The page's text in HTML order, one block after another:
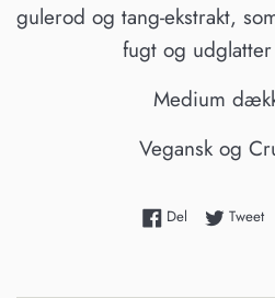
gulerod og tang-ekstrakt,
fugt og
Medium
Vegansk og
Del Del påTweet